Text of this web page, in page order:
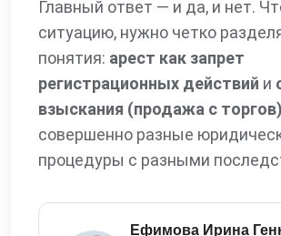
Главный ответ — и да, и нет.
ситуацию, нужно четко
понятия: арест как запрет
регистрационных действий и
взыскания (продажа с торгов)
совершенно разные
процедуры с разными
Ефимова Ирина